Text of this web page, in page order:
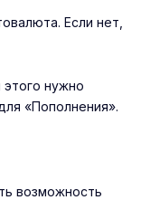
Если нет,
этого нужно
«Пополнения».
возможность